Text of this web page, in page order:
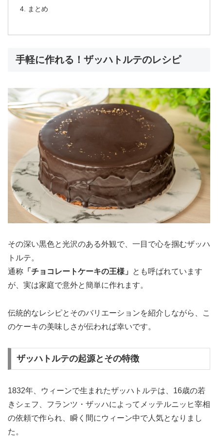
まとめ
手軽に作れる！ザッハトルテのレシピ
その深い黒色と光沢のある外観で、一目で心を掴むザッハ
トルテ。
通称 「チョコレートケーキの王様」
とも呼ばれています
が、実は家庭で意外と簡単に作れます。
伝統的なレシピとそのバリエーションを紹介しながら、こ
のケーキの美味しさが伝われば幸いです。
ザッハトルテの起源とその特徴
1832年、ウィーンで生まれたザッハトルテは、16歳の若
きシェフ、フランツ・ザッハによってメッテルニッヒ宰相
の依頼で作られ、瞬く間にウィーン中で人気となりまし
た。